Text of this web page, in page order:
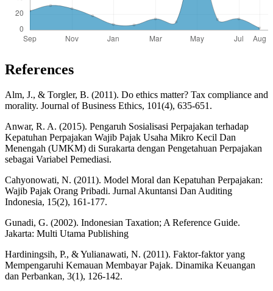
References
Alm, J., & Torgler, B. (2011). Do ethics matter? Tax compliance and
morality. Journal of Business Ethics, 101(4), 635-651.
Anwar, R. A. (2015). Pengaruh Sosialisasi Perpajakan terhadap
Kepatuhan Perpajakan Wajib Pajak Usaha Mikro Kecil Dan
Menengah (UMKM) di Surakarta dengan Pengetahuan Perpajakan
sebagai Variabel Pemediasi.
Cahyonowati, N. (2011). Model Moral dan Kepatuhan Perpajakan:
Wajib Pajak Orang Pribadi. Jurnal Akuntansi Dan Auditing
Indonesia, 15(2), 161-177.
Gunadi, G. (2002). Indonesian Taxation; A Reference Guide.
Jakarta: Multi Utama Publishing
Hardiningsih, P., & Yulianawati, N. (2011). Faktor-faktor yang
Mempengaruhi Kemauan Membayar Pajak. Dinamika Keuangan
dan Perbankan, 3(1), 126-142.